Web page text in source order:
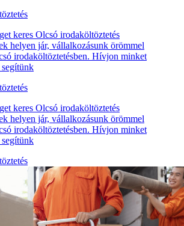
keres Olcsó irodaköltöztetés
helyen jár, vállalkozásunk örömmel
irodaköltöztetésben. Hívjon minket
keres Olcsó irodaköltöztetés
helyen jár, vállalkozásunk örömmel
irodaköltöztetésben. Hívjon minket